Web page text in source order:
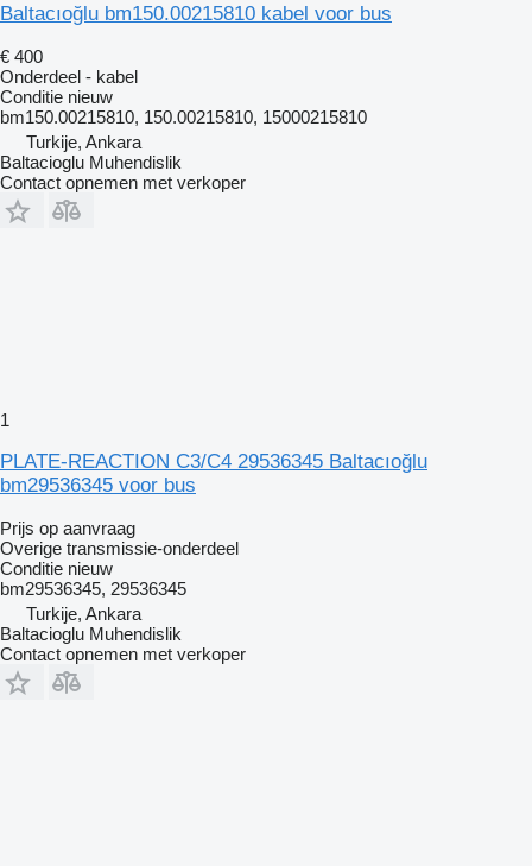
Baltacıoğlu bm150.00215810 kabel voor bus
€ 400
Onderdeel - kabel
Conditie nieuw
bm150.00215810, 150.00215810, 15000215810
Turkije, Ankara
Baltacioglu Muhendislik
Contact opnemen met verkoper
1
PLATE-REACTION C3/C4 29536345 Baltacıoğlu
bm29536345 voor bus
Prijs op aanvraag
Overige transmissie-onderdeel
Conditie nieuw
bm29536345, 29536345
Turkije, Ankara
Baltacioglu Muhendislik
Contact opnemen met verkoper